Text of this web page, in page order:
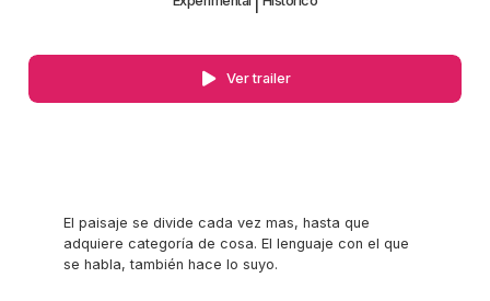
Ver trailer
El paisaje se divide cada vez mas, hasta que
adquiere categoría de cosa. El lenguaje con el que
se habla, también hace lo suyo.